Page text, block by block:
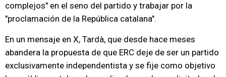
complejos" en el seno del partido y trabajar por la
"proclamación de la República catalana".
En un mensaje en X, Tardà, que desde hace meses
abandera la propuesta de que ERC deje de ser un partido
exclusivamente independentista y se fije como objetivo